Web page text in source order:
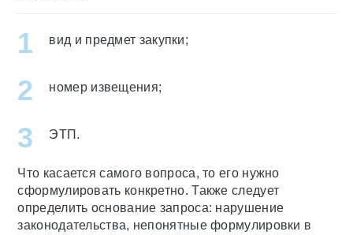
вид и предмет закупки;
номер извещения;
ЭТП.
Что касается самого вопроса, то его нужно
сформулировать конкретно. Также следует
определить основание запроса: нарушение
законодательства, непонятные формулировки в